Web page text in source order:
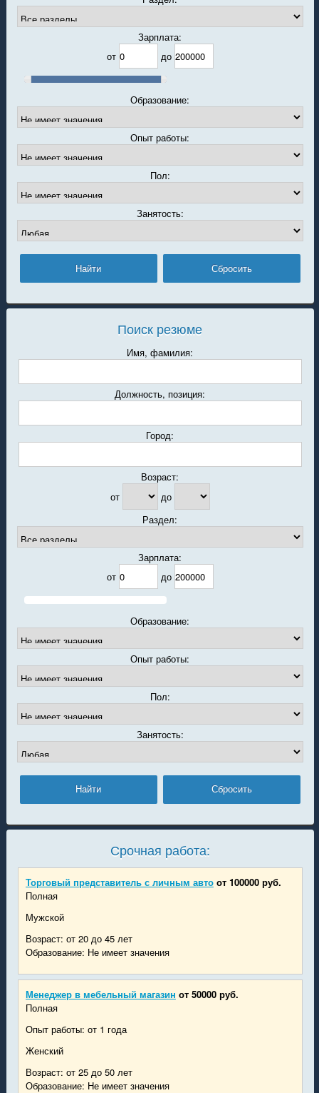
Зарплата:
от
до
Образование:
Опыт работы:
Пол:
Занятость:
Поиск резюме
Имя, фамилия:
Должность, позиция:
Город:
Возраст:
от
до
Раздел:
Зарплата:
от
до
Образование:
Опыт работы:
Пол:
Занятость:
Срочная работа:
Торговый представитель с личным авто от 100000 руб.
Полная
Мужской
Возраст: от 20 до 45 лет
Образование: Не имеет значения
Менеджер в мебельный магазин от 50000 руб.
Полная
Опыт работы: от 1 года
Женский
Возраст: от 25 до 50 лет
Образование: Не имеет значения